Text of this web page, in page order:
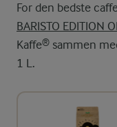
For den bedste
BARISTO EDITION
Kaffe® sammen
1 L.